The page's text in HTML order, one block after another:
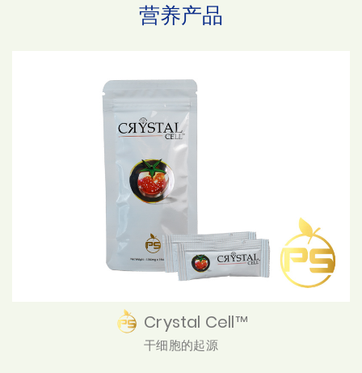
营养产品
Crystal Cell™
干细胞的起源